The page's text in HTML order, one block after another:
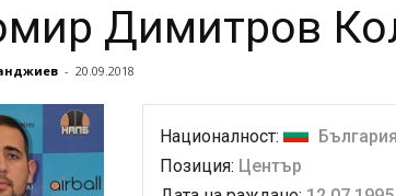
Димитров
- 20.09.2018
Националност:
България
Позиция: Център